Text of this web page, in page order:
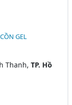
GEL
Thanh,TP. Hồ